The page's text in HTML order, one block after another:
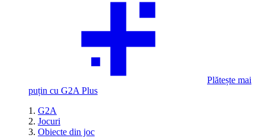
Plătește mai
puțin cu G2A Plus
G2A
Jocuri
Obiecte din joc